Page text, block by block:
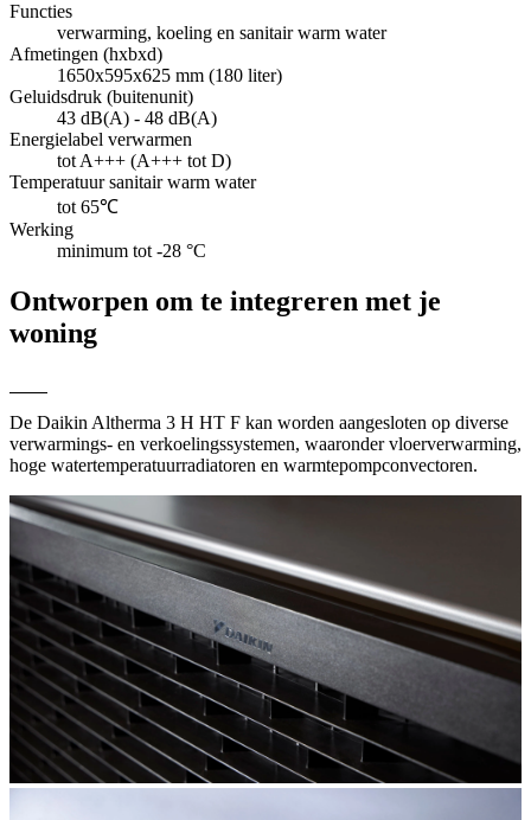
Functies
verwarming, koeling en sanitair warm water
Afmetingen (hxbxd)
1650x595x625 mm (180 liter)
Geluidsdruk (buitenunit)
43 dB(A) - 48 dB(A)
Energielabel verwarmen
tot A+++ (A+++ tot D)
Temperatuur sanitair warm water
tot 65℃
Werking
minimum tot -28 °C
Ontworpen om te integreren met je
woning
De Daikin Altherma 3 H HT F kan worden aangesloten op diverse
verwarmings- en verkoelingssystemen, waaronder vloerverwarming,
hoge watertemperatuurradiatoren en warmtepompconvectoren.